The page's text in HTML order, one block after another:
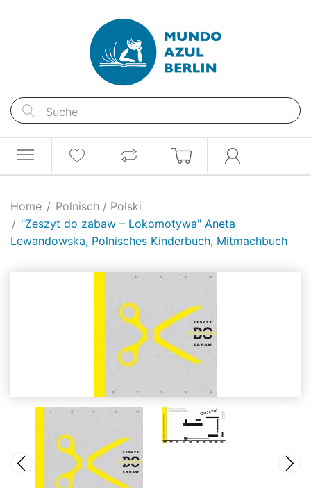
Home
Polnisch / Polski
"Zeszyt do zabaw – Lokomotywa" Aneta
Lewandowska, Polnisches Kinderbuch, Mitmachbuch